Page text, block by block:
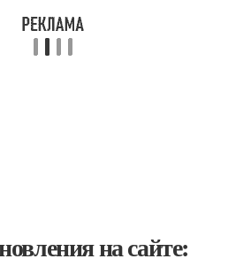
на сайте: